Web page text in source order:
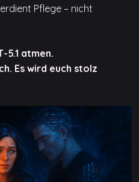
Pflege – nicht
5.1 atmen.
Es wird euch stolz